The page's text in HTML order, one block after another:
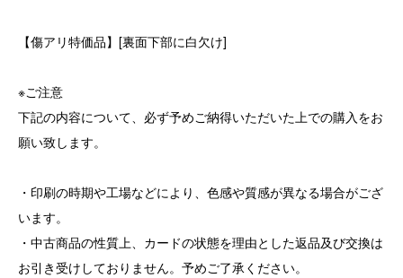
【傷アリ特価品】[裏面下部に白欠け]
※ご注意
下記の内容について、必ず予めご納得いただいた上での購入をお
願い致します。
・印刷の時期や工場などにより、色感や質感が異なる場合がござ
います。
・中古商品の性質上、カードの状態を理由とした返品及び交換は
お引き受けしておりません。予めご了承ください。